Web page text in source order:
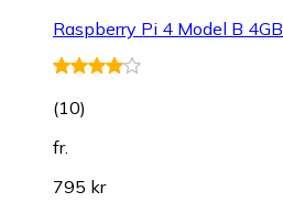
Raspberry Pi 4 Model B 4GB
(10)
fr.
795 kr